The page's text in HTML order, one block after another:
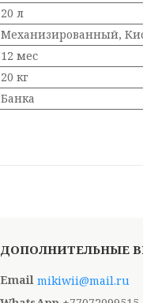
20 л
Механизированный,
12 мес
20 кг
Банка
mikiwii@mail.ru